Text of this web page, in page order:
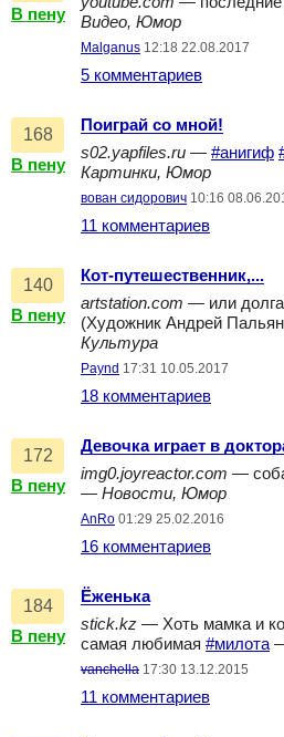
В пену
Видео, Юмор
Malganus 12:18 22.08.2017
5 комментариев
168
В пену
Поиграй со мной!
s02.yapfiles.ru — #анигиф
Картинки, Юмор
вован сидорович 10:16
11 комментариев
140
В пену
Кот-путешественник,...
artstation.com — или
(Художник Андрей
Культура
Paynd 17:31 10.05.2017
18 комментариев
172
В пену
Девочка играет в
img0.joyreactor.com —
— Новости, Юмор
AnRo 01:29 25.02.2016
16 комментариев
184
В пену
Ёженька
stick.kz — Хоть мамка и
самая любимая #милота
vanchella 17:30 13.12.2015
11 комментариев